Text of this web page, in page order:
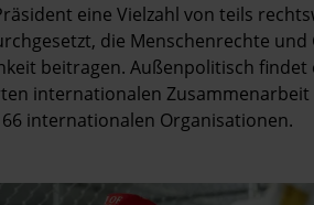
eine Vielzahl von teils
die Menschenrechte
beitragen. Außenpolitisch
internationalen
internationalen Organisationen.